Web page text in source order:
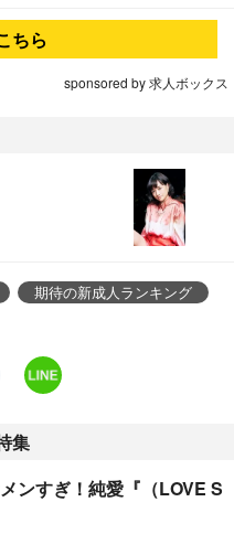
ちら
sponsored by 求人ボックス
期待の新成人ランキング
集
ンすぎ！純愛『（LOVE S